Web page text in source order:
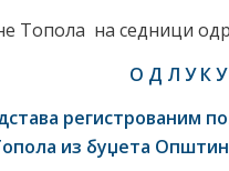
Топола на седници
О Д Л У К У
регистрованим
из буџета